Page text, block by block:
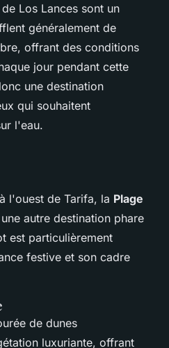
de Los Lances sont un
généralement de
offrant des conditions
jour pendant cette
une destination
qui souhaitent
l'eau.
l'ouest de Tarifa, la Plage
autre destination phare
est particulièrement
festive et son cadre
de dunes
luxuriante, offrant